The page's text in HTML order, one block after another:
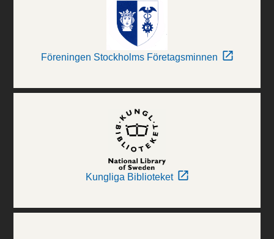
Föreningen Stockholms Företagsminnen
Kungliga Biblioteket